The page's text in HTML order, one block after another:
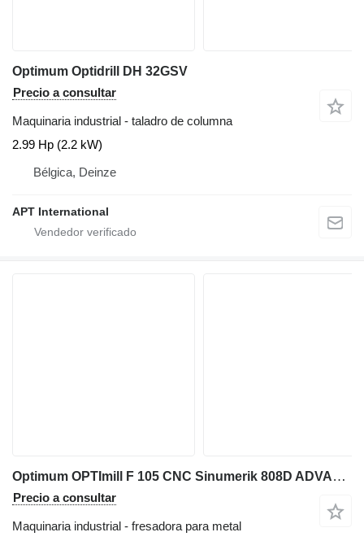
Optimum Optidrill DH 32GSV
Precio a consultar
Maquinaria industrial - taladro de columna
2.99 Hp (2.2 kW)
Bélgica, Deinze
APT International
Optimum OPTImill F 105 CNC Sinumerik 808D ADVANCE
Precio a consultar
Maquinaria industrial - fresadora para metal